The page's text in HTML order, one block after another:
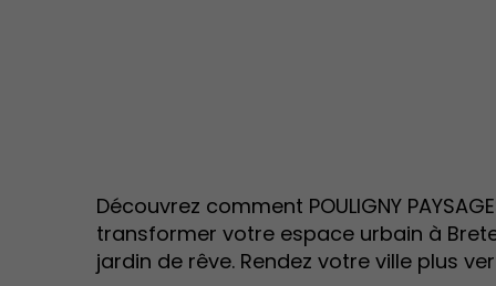
Découvrez comment POULIGNY
transformer votre espace urbain à
jardin de rêve. Rendez votre ville plus